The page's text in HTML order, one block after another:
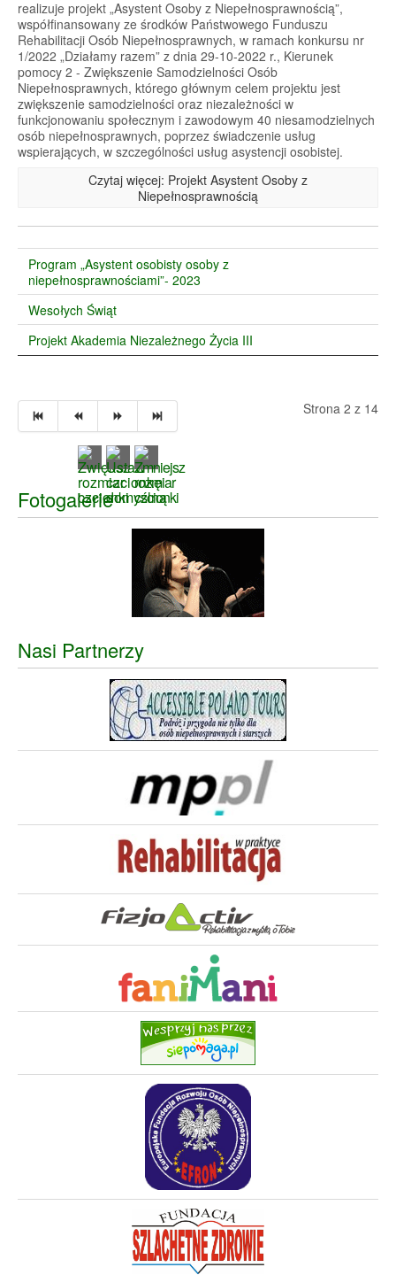
realizuje projekt „Asystent Osoby z Niepełnosprawnością”,
współfinansowany ze środków Państwowego Funduszu
Rehabilitacji Osób Niepełnosprawnych, w ramach konkursu nr
1/2022 „Działamy razem” z dnia 29-10-2022 r., Kierunek
pomocy 2 - Zwiększenie Samodzielności Osób
Niepełnosprawnych, którego głównym celem projektu jest
zwiększenie samodzielności oraz niezależności w
funkcjonowaniu społecznym i zawodowym 40 niesamodzielnych
osób niepełnosprawnych, poprzez świadczenie usług
wspierających, w szczególności usług asystencji osobistej.
Czytaj więcej: Projekt Asystent Osoby z
Niepełnosprawnością
Program „Asystent osobisty osoby z
niepełnosprawnościami”- 2023
Wesołych Świąt
Projekt Akademia Niezależnego Życia III
Strona 2 z 14
Fotogalerie
Nasi Partnerzy